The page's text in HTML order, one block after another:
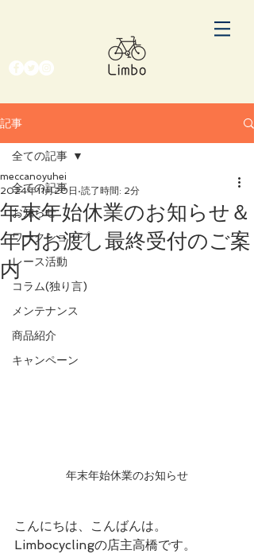
記事
全ての記事
お知らせ
ワークショップ
レース活動
コラム(独り言)
メンテナンス
商品紹介
キャンペーン
全ての記事
年末年始休業のお知らせ＆
年内お渡し最終受付のご案
内
meccanoyuhei
2024年11月20日 読了時間: 2分
年末年始休業のお知らせ
こんにちは、こんばんは。
Limbocyclingの店主高橋です。